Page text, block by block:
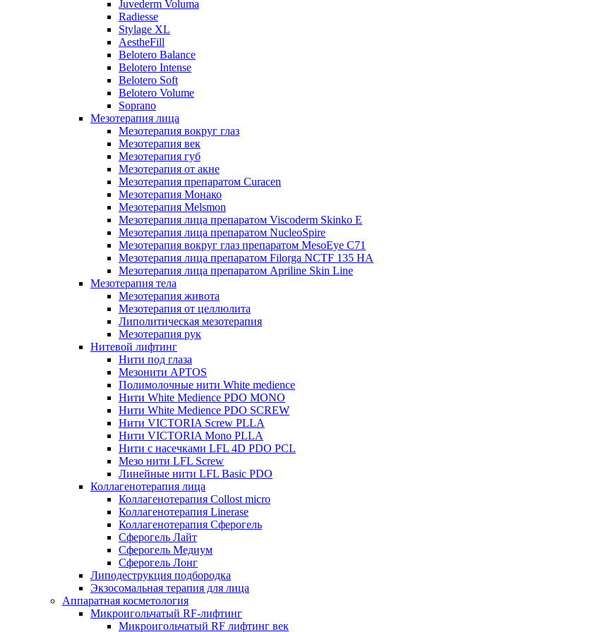
Juvederm Voluma
Radiesse
Stylage XL
AestheFill
Belotero Balance
Belotero Intense
Belotero Soft
Belotero Volume
Soprano
Мезотерапия лица
Мезотерапия вокруг глаз
Мезотерапия век
Мезотерапия губ
Мезотерапия от акне
Мезотерапия препаратом Curacen
Мезотерапия Монако
Мезотерапия Melsmon
Мезотерапия лица препаратом Viscoderm Skinko E
Мезотерапия лица препаратом NucleoSpire
Мезотерапия вокруг глаз препаратом MesoEye С71
Мезотерапия лица препаратом Filorga NCTF 135 HA
Мезотерапия лица препаратом Apriline Skin Line
Мезотерапия тела
Мезотерапия живота
Мезотерапия от целлюлита
Липолитическая мезотерапия
Мезотерапия рук
Нитевой лифтинг
Нити под глаза
Мезонити APTOS
Полимолочные нити White medience
Нити White Medience PDO MONO
Нити White Medience PDO SCREW
Нити VICTORIA Screw PLLA
Нити VICTORIA Mono PLLA
Нити с насечками LFL 4D PDO PCL
Мезо нити LFL Screw
Линейные нити LFL Basic PDO
Коллагенотерапия лица
Коллагенотерапия Collost micro
Коллагенотерапия Linerase
Коллагенотерапия Сферогель
Сферогель Лайт
Сферогель Медиум
Сферогель Лонг
Липодеструкция подбородка
Экзосомальная терапия для лица
Аппаратная косметология
Микроигольчатый RF-лифтинг
Микроигольчатый RF лифтинг век